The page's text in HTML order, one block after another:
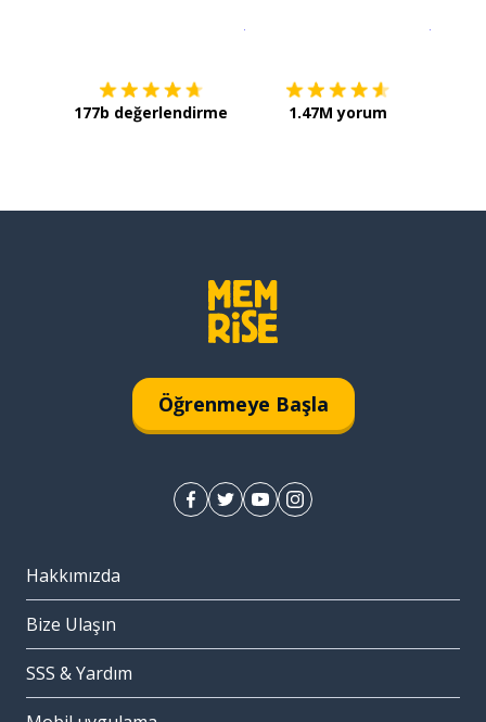
177b değerlendirme 1.47M yorum
Öğrenmeye Başla
Hakkımızda
Bize Ulaşın
SSS & Yardım